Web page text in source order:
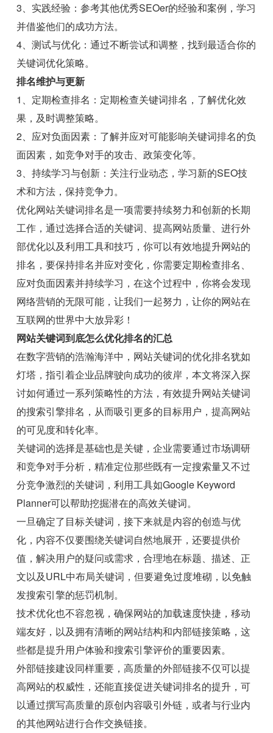
3、实践经验：参考其他优秀SEOer的经验和案例，学习
并借鉴他们的成功方法。
4、测试与优化：通过不断尝试和调整，找到最适合你的
关键词优化策略。
排名维护与更新
1、定期检查排名：定期检查关键词排名，了解优化效
果，及时调整策略。
2、应对负面因素：了解并应对可能影响关键词排名的负
面因素，如竞争对手的攻击、政策变化等。
3、持续学习与创新：关注行业动态，学习新的SEO技
术和方法，保持竞争力。
优化网站关键词排名是一项需要持续努力和创新的长期
工作，通过选择合适的关键词、提高网站质量、进行外
部优化以及利用工具和技巧，你可以有效地提升网站的
排名，要保持排名并应对变化，你需要定期检查排名、
应对负面因素并持续学习，在这个过程中，你将会发现
网络营销的无限可能，让我们一起努力，让你的网站在
互联网的世界中大放异彩！
网站关键词到底怎么优化排名的汇总
在数字营销的浩瀚海洋中，网站关键词的优化排名犹如
灯塔，指引着企业品牌驶向成功的彼岸，本文将深入探
讨如何通过一系列策略性的方法，有效提升网站关键词
的搜索引擎排名，从而吸引更多的目标用户，提高网站
的可见度和转化率。
关键词的选择是基础也是关键，企业需要通过市场调研
和竞争对手分析，精准定位那些既有一定搜索量又不过
分竞争激烈的关键词，利用工具如Google Keyword
Planner可以帮助挖掘潜在的高效关键词。
一旦确定了目标关键词，接下来就是内容的创造与优
化，内容不仅要围绕关键词自然地展开，还要提供价
值，解决用户的疑问或需求，合理地在标题、描述、正
文以及URL中布局关键词，但要避免过度堆砌，以免触
发搜索引擎的惩罚机制。
技术优化也不容忽视，确保网站的加载速度快捷，移动
端友好，以及拥有清晰的网站结构和内部链接策略，这
些都是提升用户体验和搜索引擎评价的重要因素。
外部链接建设同样重要，高质量的外部链接不仅可以提
高网站的权威性，还能直接促进关键词排名的提升，可
以通过撰写高质量的原创内容吸引外链，或者与行业内
的其他网站进行合作交换链接。